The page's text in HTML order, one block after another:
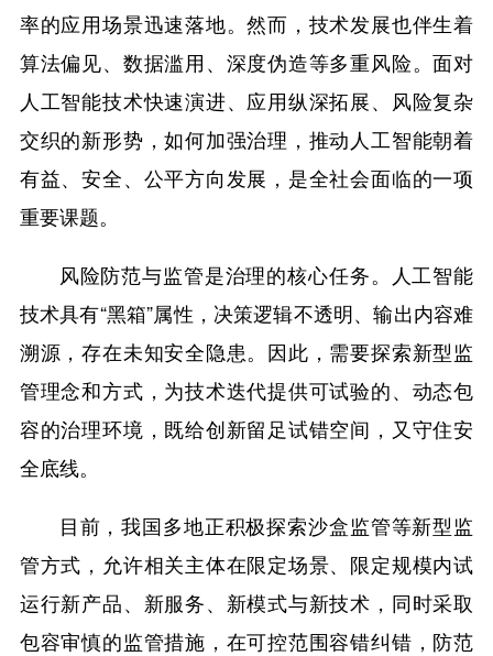
率的应用场景迅速落地。然而，技术发展也伴生着
算法偏见、数据滥用、深度伪造等多重风险。面对
人工智能技术快速演进、应用纵深拓展、风险复杂
交织的新形势，如何加强治理，推动人工智能朝着
有益、安全、公平方向发展，是全社会面临的一项
重要课题。
风险防范与监管是治理的核心任务。人工智能
技术具有“黑箱”属性，决策逻辑不透明、输出内容难
溯源，存在未知安全隐患。因此，需要探索新型监
管理念和方式，为技术迭代提供可试验的、动态包
容的治理环境，既给创新留足试错空间，又守住安
全底线。
目前，我国多地正积极探索沙盒监管等新型监
管方式，允许相关主体在限定场景、限定规模内试
运行新产品、新服务、新模式与新技术，同时采取
包容审慎的监管措施，在可控范围容错纠错，防范